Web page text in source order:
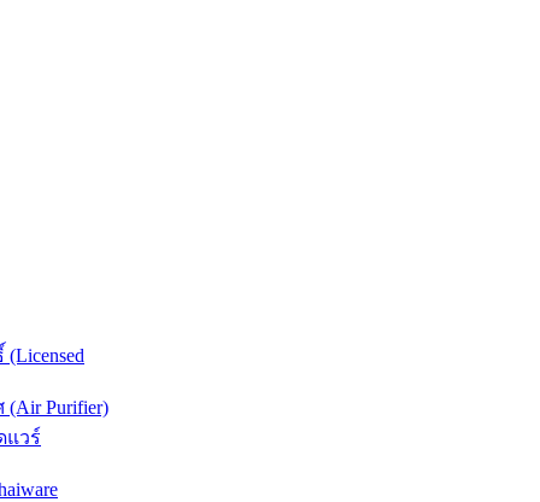
Purifier)
แวร์